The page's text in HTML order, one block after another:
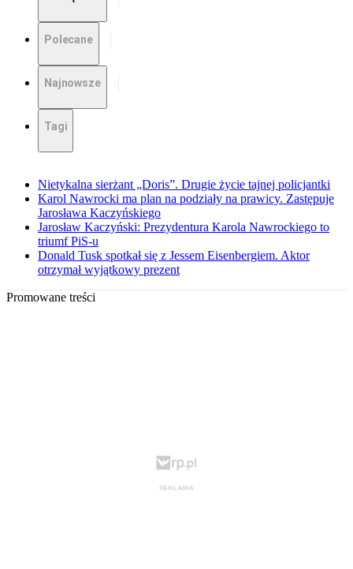
Polecane
Najnowsze
Tagi
Nietykalna sierżant „Doris”. Drugie życie tajnej policjantki
Karol Nawrocki ma plan na podziały na prawicy. Zastępuje
Jarosława Kaczyńskiego
Jarosław Kaczyński: Prezydentura Karola Nawrockiego to
triumf PiS-u
Donald Tusk spotkał się z Jessem Eisenbergiem. Aktor
otrzymał wyjątkowy prezent
Promowane treści